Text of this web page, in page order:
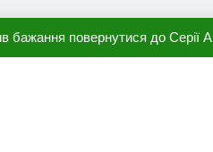
бажання повернутися до Серії А